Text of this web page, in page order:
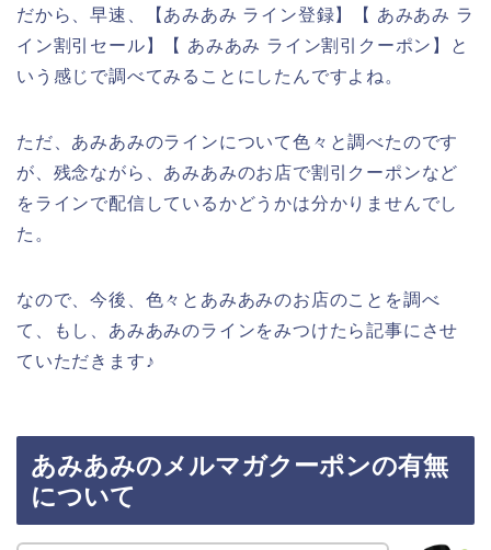
だから、早速、【あみあみ ライン登録】【 あみあみ ラ
イン割引セール】【 あみあみ ライン割引クーポン】と
いう感じで調べてみることにしたんですよね。
ただ、あみあみのラインについて色々と調べたのです
が、残念ながら、あみあみのお店で割引クーポンなど
をラインで配信しているかどうかは分かりませんでし
た。
なので、今後、色々とあみあみのお店のことを調べ
て、もし、あみあみのラインをみつけたら記事にさせ
ていただきます♪
あみあみのメルマガクーポンの有無
について